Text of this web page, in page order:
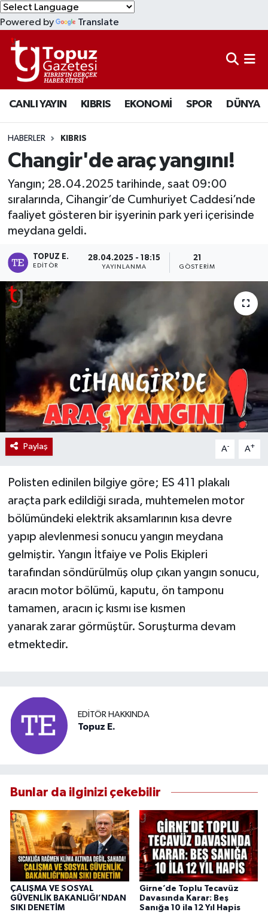
Powered by Translate
CANLI YAYIN KIBRIS EKONOMİ SPOR DÜNYA
HABERLER KIBRIS
Changir'de araç yangını!
Yangın; 28.04.2025 tarihinde, saat 09:00
sıralarında, Cihangir’de Cumhuriyet Caddesi’nde
faaliyet gösteren bir işyerinin park yeri içerisinde
meydana geldi.
TOPUZ E.
EDITÖR
28.04.2025 - 18:15
YAYINLANMA
21
GÖSTERIM
Paylaş A- A+
Polisten edinilen bilgiye göre; ES 411 plakalı
araçta park edildiği sırada, muhtemelen motor
bölümündeki elektrik aksamlarının kısa devre
yapıp alevlenmesi sonucu yangın meydana
gelmiştir. Yangın İtfaiye ve Polis Ekipleri
tarafından söndürülmüş olup çıkan yangın sonucu,
aracın motor bölümü, kaputu, ön tamponu
tamamen, aracın iç kısmı ise kısmen
yanarak zarar görmüştür. Soruşturma devam
etmektedir.
EDITÖR HAKKINDA
Topuz E.
Bunlar da ilginizi çekebilir
ÇALIŞMA VE SOSYAL
GÜVENLİK BAKANLIĞI’NDAN
SIKI DENETİM
Girne’de Toplu Tecavüz
Davasında Karar: Beş
Sanığa 10 ila 12 Yıl Hapis
KIBRIS
DÜNYA
EKONOMİ
MAGAZİN
SAĞLIK
SPOR
TEKNOLOJİ
TÜRKİYE
Lefkoşa Nöbetçi Eczaneler
Lefkoşa Hava Durumu
Lefkoşa Trafik Yoğunluk Haritası
Süper Lig Puan Durumu ve Fikstür
Tüm Manşetler
Son Dakika Haberleri
Haber Arşivi